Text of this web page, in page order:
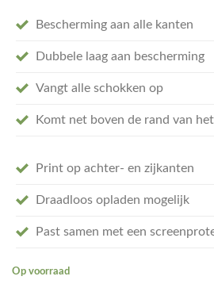
Bescherming aan alle kanten
Dubbele laag aan bescherming
Vangt alle schokken op
Komt net boven de rand van
Print op achter- en zijkanten
Draadloos opladen mogelijk
Past samen met een
Op voorraad